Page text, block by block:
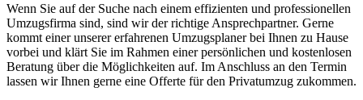
Wenn Sie auf der Suche nach einem effizienten und professionellen
Umzugsfirma sind, sind wir der richtige Ansprechpartner. Gerne
kommt einer unserer erfahrenen Umzugsplaner bei Ihnen zu Hause
vorbei und klärt Sie im Rahmen einer persönlichen und kostenlosen
Beratung über die Möglichkeiten auf. Im Anschluss an den Termin
lassen wir Ihnen gerne eine Offerte für den Privatumzug zukommen.